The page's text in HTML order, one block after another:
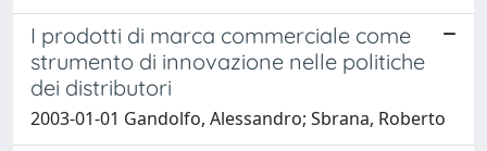
I prodotti di marca commerciale come
strumento di innovazione nelle politiche
dei distributori
2003-01-01 Gandolfo, Alessandro; Sbrana, Roberto